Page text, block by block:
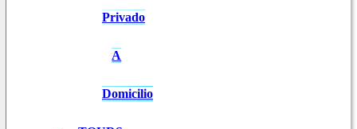
Privado
A
Domicilio